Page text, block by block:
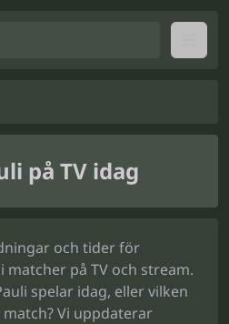
på TV idag
och tider för
matcher på TV och stream.
spelar idag, eller vilken
Vi uppdaterar